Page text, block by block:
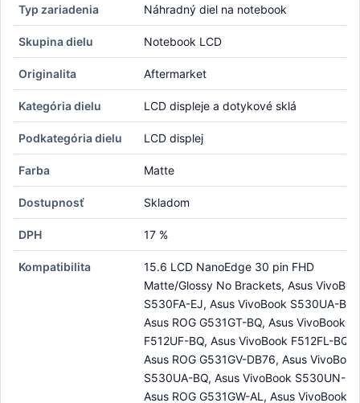
Typ zariadenia Náhradný diel na notebook
Skupina dielu Notebook LCD
Originalita Aftermarket
Kategória dielu LCD displeje a dotykové sklá
Podkategória dielu LCD displej
Farba Matte
Dostupnosť Skladom
DPH 17 %
Kompatibilita
15.6 LCD NanoEdge 30 pin FHD
Matte/Glossy No Brackets, Asus
S530FA-EJ, Asus VivoBook S530UA-BR,
Asus ROG G531GT-BQ, Asus VivoBook
F512UF-BQ, Asus VivoBook F512FL-BQ,
Asus ROG G531GV-DB76, Asus VivoBook
S530UA-BQ, Asus VivoBook S530UN-
Asus ROG G531GW-AL, Asus VivoBook